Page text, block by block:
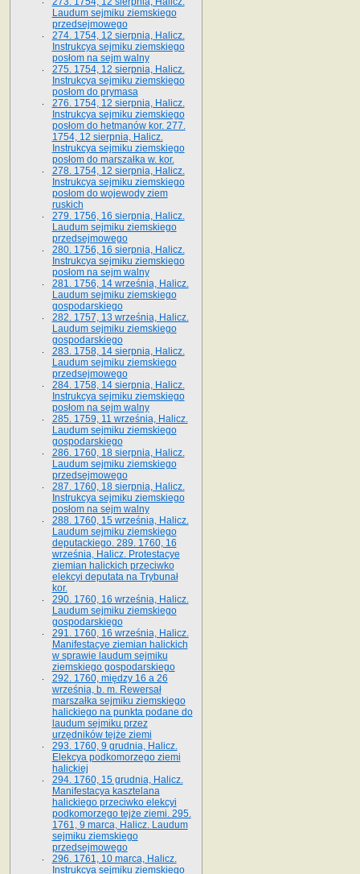
Laudum sejmiku ziemskiego
przedsejmowego
274. 1754, 12 sierpnia, Halicz.
Instrukcya sejmiku ziemskiego
posłom na sejm walny
275. 1754, 12 sierpnia, Halicz.
Instrukcya sejmiku ziemskiego
posłom do prymasa
276. 1754, 12 sierpnia, Halicz.
Instrukcya sejmiku ziemskiego
posłom do hetmanów kor. 277.
1754, 12 sierpnia, Halicz.
Instrukcya sejmiku ziemskiego
posłom do marszałka w. kor.
278. 1754, 12 sierpnia, Halicz.
Instrukcya sejmiku ziemskiego
posłom do wojewody ziem
ruskich
279. 1756, 16 sierpnia, Halicz.
Laudum sejmiku ziemskiego
przedsejmowego
280. 1756, 16 sierpnia, Halicz.
Instrukcya sejmiku ziemskiego
posłom na sejm walny
281. 1756, 14 września, Halicz.
Laudum sejmiku ziemskiego
gospodarskiego
282. 1757, 13 września, Halicz.
Laudum sejmiku ziemskiego
gospodarskiego
283. 1758, 14 sierpnia, Halicz.
Laudum sejmiku ziemskiego
przedsejmowego
284. 1758, 14 sierpnia, Halicz.
Instrukcya sejmiku ziemskiego
posłom na sejm walny
285. 1759, 11 września, Halicz.
Laudum sejmiku ziemskiego
gospodarskiego
286. 1760, 18 sierpnia, Halicz.
Laudum sejmiku ziemskiego
przedsejmowego
287. 1760, 18 sierpnia, Halicz.
Instrukcya sejmiku ziemskiego
posłom na sejm walny
288. 1760, 15 września, Halicz.
Laudum sejmiku ziemskiego
deputackiego. 289. 1760, 16
września, Halicz. Protestacye
ziemian halickich przeciwko
elekcyi deputata na Trybunał
kor.
290. 1760, 16 września, Halicz.
Laudum sejmiku ziemskiego
gospodarskiego
291. 1760, 16 września, Halicz.
Manifestacye ziemian halickich
w sprawie laudum sejmiku
ziemskiego gospodarskiego
292. 1760, między 16 a 26
września, b. m. Rewersał
marszałka sejmiku ziemskiego
halickiego na punkta podane do
laudum sejmiku przez
urzędników tejże ziemi
293. 1760, 9 grudnia, Halicz.
Elekcya podkomorzego ziemi
halickiej
294. 1760, 15 grudnia, Halicz.
Manifestacya kasztelana
halickiego przeciwko elekcyi
podkomorzego tejże ziemi. 295.
1761, 9 marca, Halicz. Laudum
sejmiku ziemskiego
przedsejmowego
296. 1761, 10 marca, Halicz.
Instrukcya sejmiku ziemskiego